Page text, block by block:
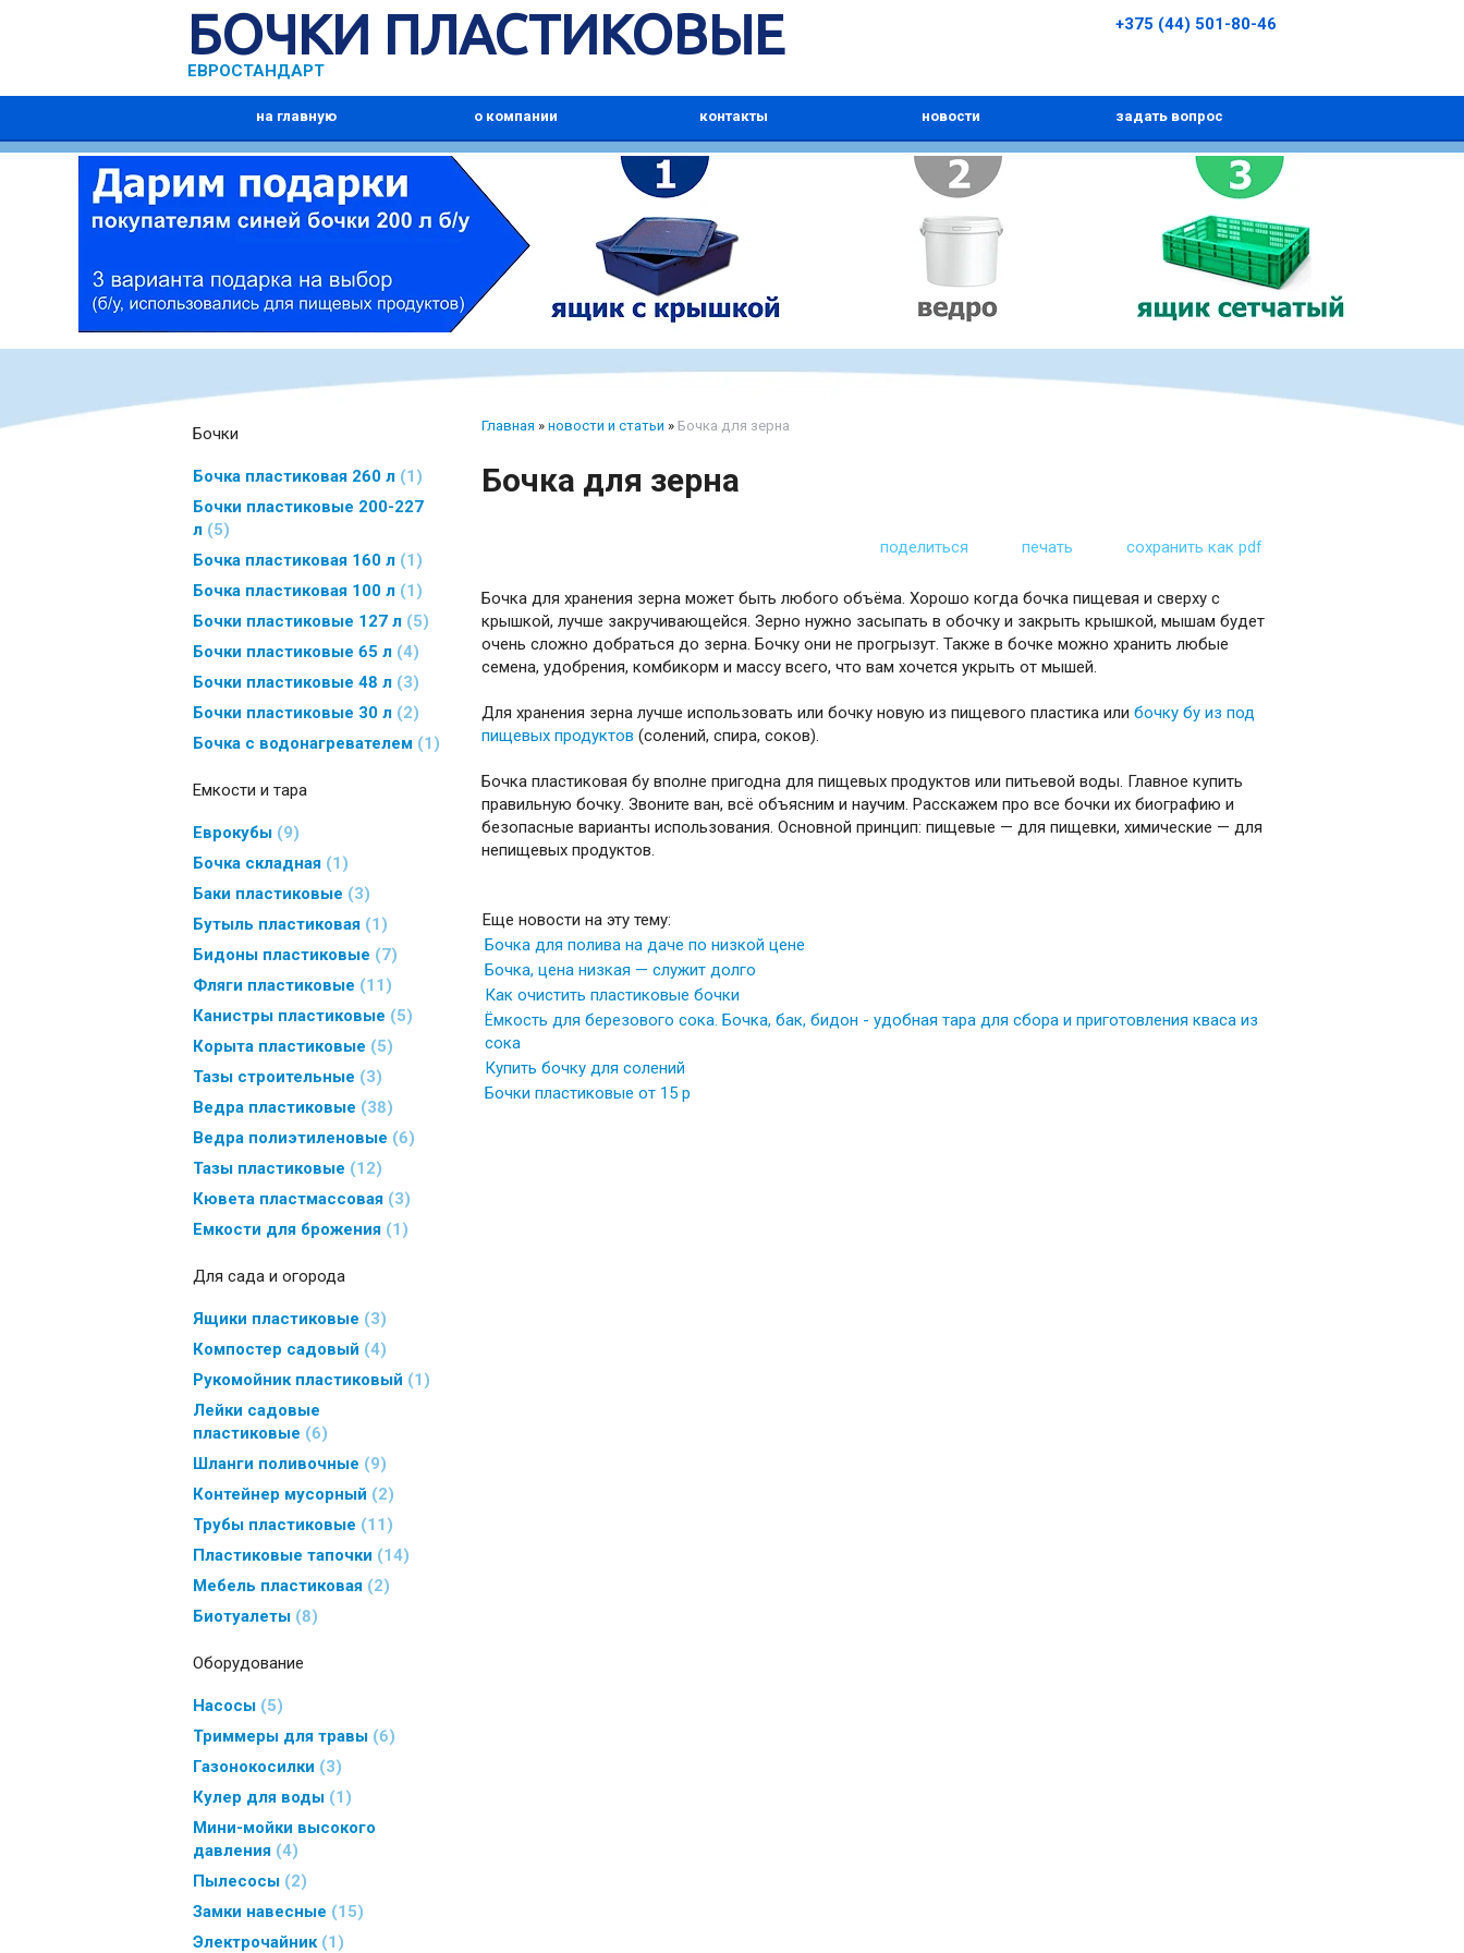
БОЧКИ ПЛАСТИКОВЫЕ
ЕВРОСТАНДАРТ
+375 (44) 501-80-46
на главную о компании контакты новости задать вопрос
Бочки
Бочка пластиковая 260 л
1
Бочки пластиковые 200-227
л
5
Бочка пластиковая 160 л
1
Бочка пластиковая 100 л
1
Бочки пластиковые 127 л
5
Бочки пластиковые 65 л 4
Бочки пластиковые 48 л
3
Бочки пластиковые 30 л
2
Бочка с водонагревателем
1
Емкости и тара
Еврокубы
9
Бочка складная
1
Баки пластиковые
3
Бутыль пластиковая
1
Бидоны пластиковые
7
Фляги пластиковые
11
Канистры пластиковые
5
Корыта пластиковые
5
Тазы строительные
3
Ведра пластиковые
38
Ведра полиэтиленовые
6
Тазы пластиковые
12
Кювета пластмассовая
3
Емкости для брожения
1
Для сада и огорода
Ящики пластиковые
3
Компостер садовый
4
Рукомойник пластиковый
1
Лейки садовые
пластиковые
6
Шланги поливочные
9
Контейнер мусорный
2
Трубы пластиковые
11
Пластиковые тапочки
14
Мебель пластиковая
2
Биотуалеты 8
Оборудование
Насосы
5
Триммеры для травы 6
Газонокосилки
3
Кулер для воды
1
Мини-мойки высокого
давления 4
Пылесосы
2
Замки навесные
15
Электрочайник 1
Главная » новости и статьи » Бочка для зерна
Бочка для зерна
поделиться печать сохранить как pdf
Бочка для хранения зерна может быть любого объёма. Хорошо когда бочка пищевая и сверху с
крышкой, лучше закручивающейся. Зерно нужно засыпать в обочку и закрыть крышкой, мышам будет
очень сложно добраться до зерна. Бочку они не прогрызут. Также в бочке можно хранить любые
семена, удобрения, комбикорм и массу всего, что вам хочется укрыть от мышей.
Для хранения зерна лучше использовать или бочку новую из пищевого пластика или бочку бу из под
пищевых продуктов (солений, спира, соков).
Бочка пластиковая бу вполне пригодна для пищевых продуктов или питьевой воды. Главное купить
правильную бочку. Звоните ван, всё объясним и научим. Расскажем про все бочки их биографию и
безопасные варианты использования. Основной принцип: пищевые — для пищевки, химические — для
непищевых продуктов.
Еще новости на эту тему:
Бочка для полива на даче по низкой цене
Бочка, цена низкая — служит долго
Как очистить пластиковые бочки
Ёмкость для березового сока. Бочка, бак, бидон - удобная тара для сбора и приготовления кваса из
сока
Купить бочку для солений
Бочки пластиковые от 15 р